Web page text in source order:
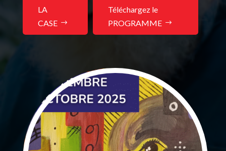
LA
CASE
Téléchargez le
PROGRAMME